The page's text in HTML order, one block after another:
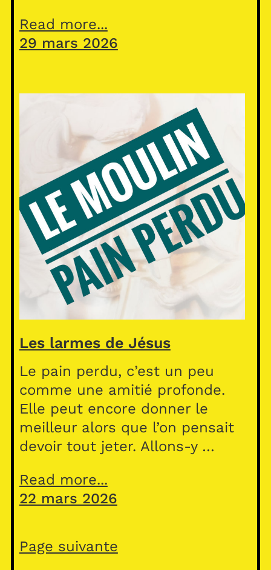
Read more...
29 mars 2026
Les larmes de Jésus
Le pain perdu, c’est un peu
comme une amitié profonde.
Elle peut encore donner le
meilleur alors que l’on pensait
devoir tout jeter. Allons-y …
Read more...
22 mars 2026
Page suivante